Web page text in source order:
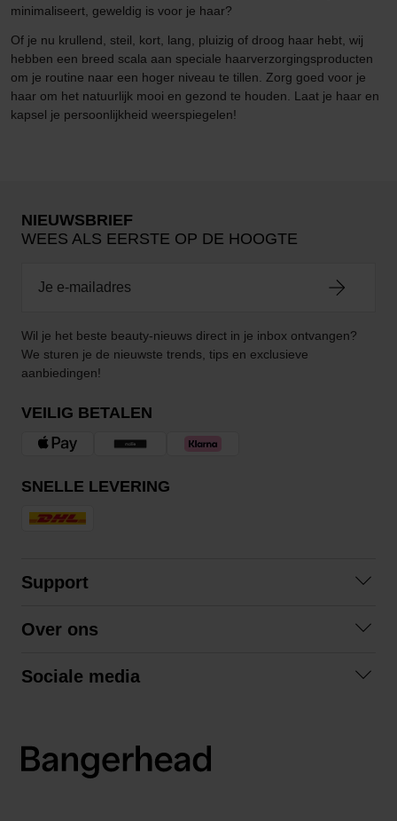
minimaliseert, geweldig is voor je haar?
Of je nu krullend, steil, kort, lang, pluizig of droog haar hebt, wij
hebben een breed scala aan speciale haarverzorgingsproducten
om je routine naar een hoger niveau te tillen. Zorg goed voor je
haar om het natuurlijk mooi en gezond te houden. Laat je haar en
kapsel je persoonlijkheid weerspiegelen!
NIEUWSBRIEF
WEES ALS EERSTE OP DE HOOGTE
Wil je het beste beauty-nieuws direct in je inbox ontvangen?
We sturen je de nieuwste trends, tips en exclusieve
aanbiedingen!
VEILIG BETALEN
SNELLE LEVERING
Support
Algemene voorwaarden
Over ons
Sociale media
LinkedIn